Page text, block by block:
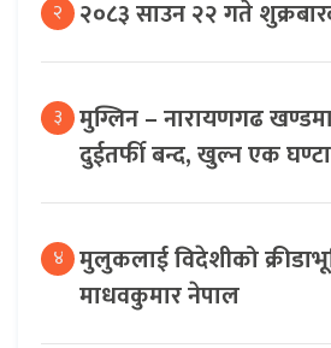
२ २०८३ साउन २२ गते
३ मुग्लिन – नारायणगढ
दुईतर्फी बन्द, खुल्न एक
४ मुलुकलाई विदेशीको
माधवकुमार नेपाल